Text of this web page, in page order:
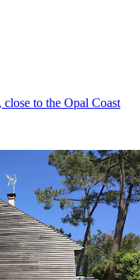
close to the Opal Coast